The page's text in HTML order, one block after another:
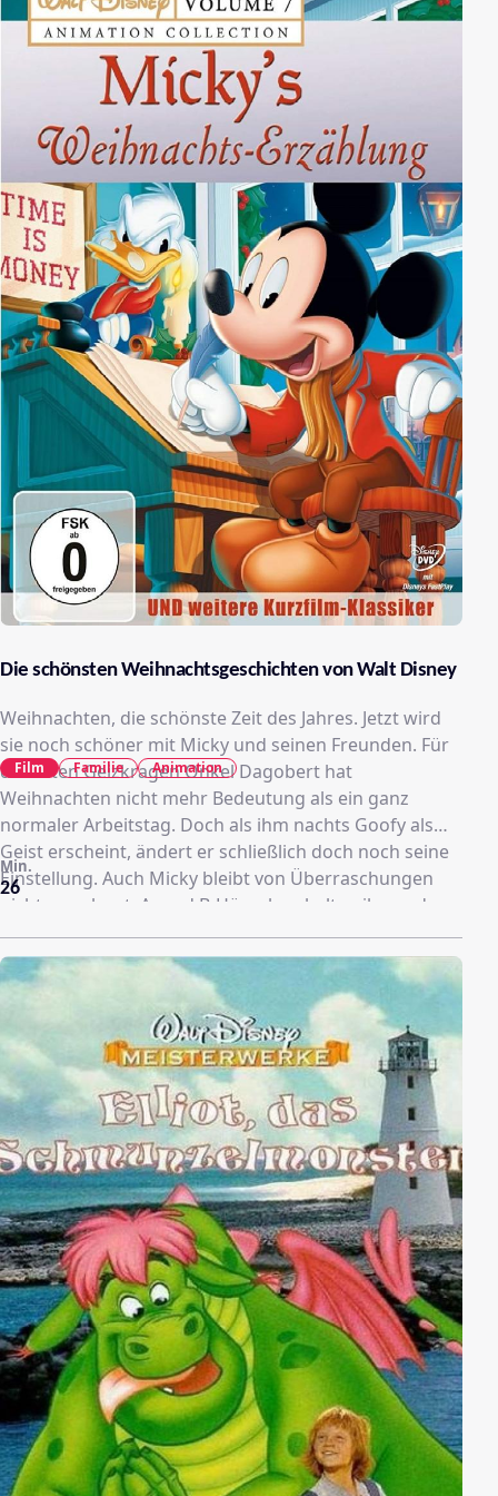
am nächsten Tag ist Wilbur die große Attraktion im
ganzen Land. Scharen neugieriger Besucher pilgern
zur Farm und feiern Wilbur als unumstrittenen Held
der Stunde. Doch der neue Ruhm verblaßt schnell...
Die schönsten Weihnachtsgeschichten von Walt Disney
Weihnachten, die schönste Zeit des Jahres. Jetzt wird
sie noch schöner mit Micky und seinen Freunden. Für
den alten Geizkragen Onkel Dagobert hat
Weihnachten nicht mehr Bedeutung als ein ganz
normaler Arbeitstag. Doch als ihm nachts Goofy als
Geist erscheint, ändert er schließlich doch noch seine
Einstellung. Auch Micky bleibt von Überraschungen
nicht verschont. A- und B-Hörnchen halten ihn und
Pluto am Heiligen Abend mit ihren Streichen ganz
schön auf Trab. Die Weihnachtsgeschichten von Walt
Disney mit Micky und seinen Freunden bieten allen
eine bezaubernde Bescherung. Ein unvergessliches
Weihnachtserlebnis für jung und alt.
26
Min.
Film Familie Animation